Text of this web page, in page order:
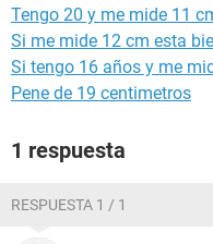
Tengo 20 y me mide 11
Si me mide 12 cm esta
Si tengo 16 años y me
Pene de 19 centimetros
1 respuesta
RESPUESTA 1 / 1